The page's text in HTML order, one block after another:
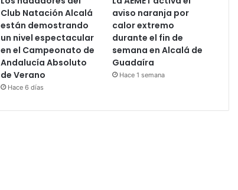
Club Natación Alcalá
están demostrando
un nivel espectacular
en el Campeonato de
Andalucía Absoluto
de Verano
Hace 6 días
aviso naranja por
calor extremo
durante el fin de
semana en Alcalá de
Guadaíra
Hace 1 semana